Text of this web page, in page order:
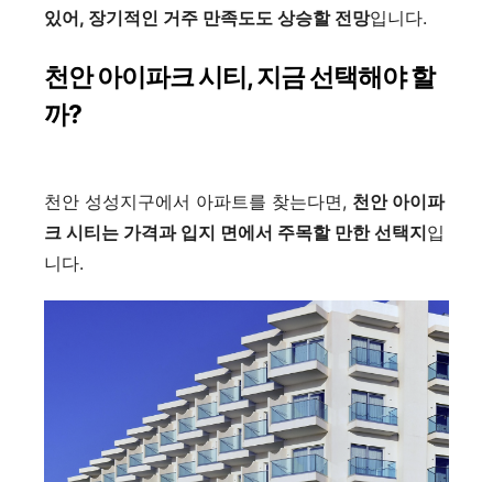
있어, 장기적인 거주 만족도도 상승할 전망입니다.
천안 아이파크 시티, 지금 선택해야 할
까?
천안 성성지구에서 아파트를 찾는다면, 천안 아이파
크 시티는 가격과 입지 면에서 주목할 만한 선택지입
니다.